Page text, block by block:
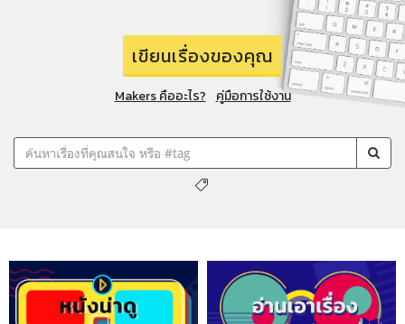
เขียนเรื่องของคุณ
Makers คืออะไร? คู่มือการใช้งาน